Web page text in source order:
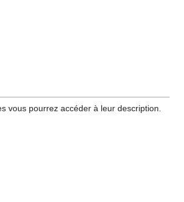
vous pourrez accéder à leur description.